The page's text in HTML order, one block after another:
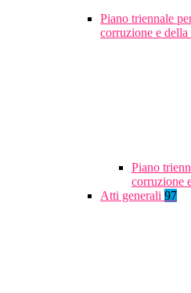
Piano triennale
corruzione e della
Piano
corruzione
Atti generali 97